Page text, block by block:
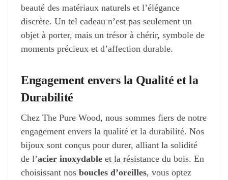
beauté des matériaux naturels et l’élégance
discrète. Un tel cadeau n’est pas seulement un
objet à porter, mais un trésor à chérir, symbole de
moments précieux et d’affection durable.
Engagement envers la Qualité et la
Durabilité
Chez The Pure Wood, nous sommes fiers de notre
engagement envers la qualité et la durabilité. Nos
bijoux sont conçus pour durer, alliant la solidité
de l’acier inoxydable et la résistance du bois. En
choisissant nos boucles d’oreilles, vous optez